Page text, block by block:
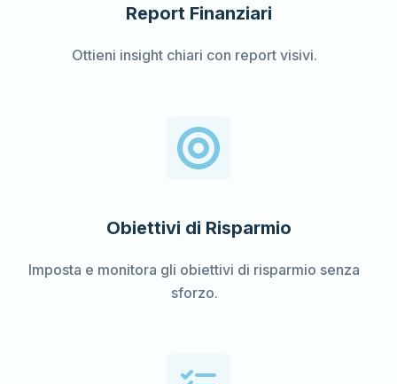
Report Finanziari
Ottieni insight chiari con report visivi.
Obiettivi di Risparmio
Imposta e monitora gli obiettivi di risparmio senza
sforzo.